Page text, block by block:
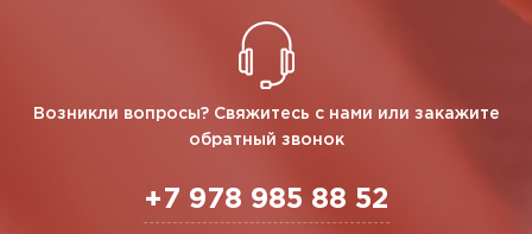
Возникли вопросы? Свяжитесь с нами или закажите
обратный звонок
+7 978 985 88 52